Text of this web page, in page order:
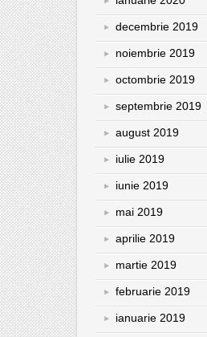
decembrie 2019
noiembrie 2019
octombrie 2019
septembrie 2019
august 2019
iulie 2019
iunie 2019
mai 2019
aprilie 2019
martie 2019
februarie 2019
ianuarie 2019